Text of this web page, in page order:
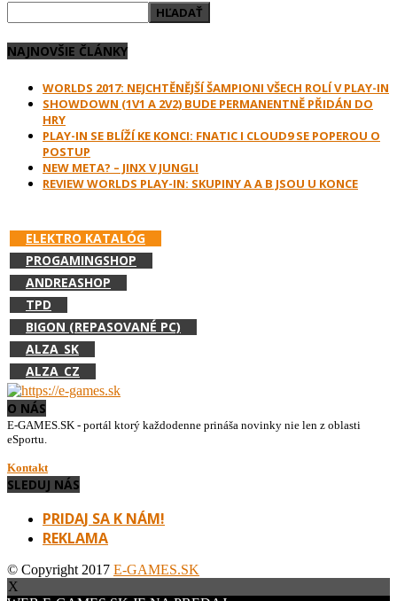
NAJNOVŠIE ČLÁNKY
WORLDS 2017: NEJCHTĚNĚJŠÍ ŠAMPIONI VŠECH ROLÍ V PLAY-IN
SHOWDOWN (1V1 A 2V2) BUDE PERMANENTNĚ PŘIDÁN DO
HRY
PLAY-IN SE BLÍŽÍ KE KONCI: FNATIC I CLOUD9 SE POPEROU O
POSTUP
NEW META? – JINX V JUNGLI
REVIEW WORLDS PLAY-IN: SKUPINY A A B JSOU U KONCE
ELEKTRO KATALÓG
PROGAMINGSHOP
ANDREASHOP
TPD
BIGON (REPASOVANÉ PC)
ALZA_SK
ALZA_CZ
O NÁS
E-GAMES.SK - portál ktorý každodenne prináša novinky nie len z oblasti
eSportu.
Kontakt
SLEDUJ NÁS
PRIDAJ SA K NÁM!
REKLAMA
© Copyright 2017 E-GAMES.SK
X